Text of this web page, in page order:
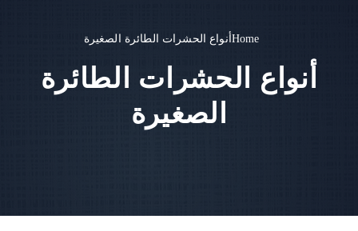
Homeأنواع الحشرات الطائرة الصغيرة
أنواع الحشرات الطائرة
الصغيرة